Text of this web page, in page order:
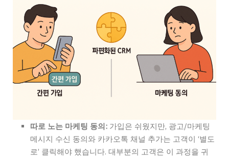
따로 노는 마케팅 동의: 가입은 쉬웠지만, 광고/마케팅
메시지 수신 동의와 카카오톡 채널 추가는 고객이 ‘별도
로’ 클릭해야 했습니다. 대부분의 고객은 이 과정을 귀